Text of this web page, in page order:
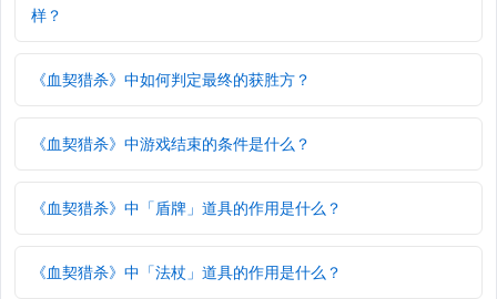
样？
《血契猎杀》中如何判定最终的获胜方？
《血契猎杀》中游戏结束的条件是什么？
《血契猎杀》中「盾牌」道具的作用是什么？
《血契猎杀》中「法杖」道具的作用是什么？